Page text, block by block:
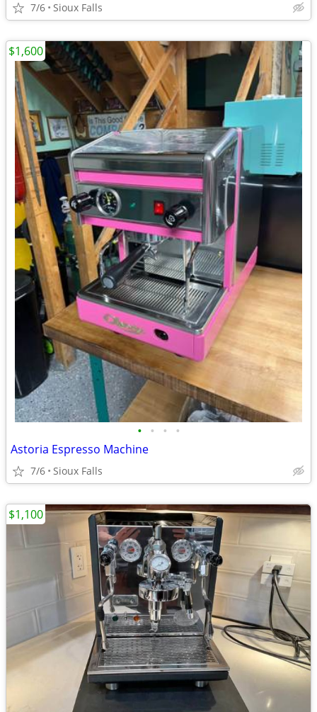
7/6 Sioux Falls
• • • •
Astoria Espresso Machine
7/6 Sioux Falls
$1,600
$1,100